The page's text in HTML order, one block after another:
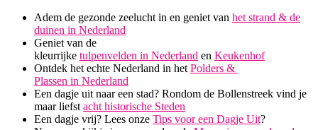
Adem de gezonde zeelucht in en geniet van het strand & de
duinen in Nederland
Geniet van de
kleurrijke tulpenvelden in Nederland en Keukenhof
Ontdek het echte Nederland in het Polders &
Plassen in Nederland
Een dagje uit naar een stad? Rondom de Bollenstreek vind je
maar liefst acht historische Steden
Een dagje vrij? Lees onze Tips voor een Dagje Uit?